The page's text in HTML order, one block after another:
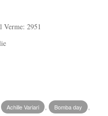
Verme: 2951
Achille Variari Bomba day